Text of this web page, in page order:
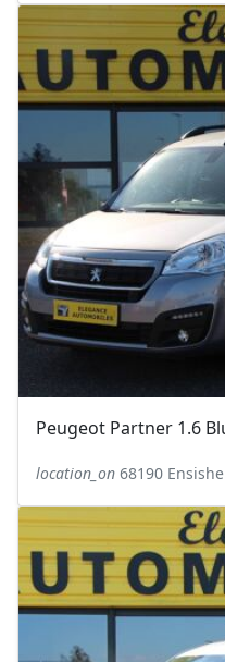
Peugeot Partner 1.6
location_on 68190